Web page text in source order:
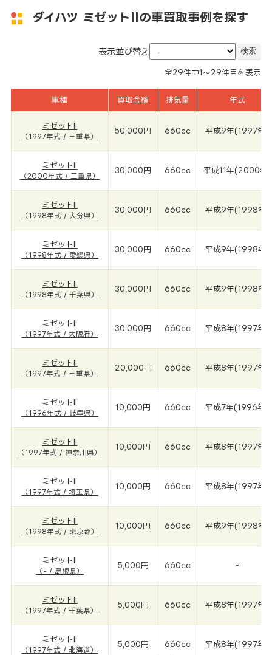
ダイハツ ミゼットIIの車買取事例を探す
表示並び替え
全29件中1～29件目を表示
車種 買取金額 排気量 年式
ミゼットII
（1997年式 / 三重県）
50,000円 660cc 平成9年(1997年)
ミゼットII
（2000年式 / 三重県）
30,000円 660cc 平成11年(2000年)
ミゼットII
（1998年式 / 大分県）
30,000円 660cc 平成9年(1998年)
ミゼットII
（1998年式 / 愛媛県）
30,000円 660cc 平成9年(1998年)
ミゼットII
（1998年式 / 千葉県）
30,000円 660cc 平成9年(1998年)
ミゼットII
（1997年式 / 大阪府）
30,000円 660cc 平成8年(1997年)
ミゼットII
（1997年式 / 三重県）
20,000円 660cc 平成8年(1997年)
ミゼットII
（1996年式 / 岐阜県）
10,000円 660cc 平成7年(1996年)
ミゼットII
（1997年式 / 神奈川県）
10,000円 660cc 平成8年(1997年)
ミゼットII
（1997年式 / 埼玉県）
10,000円 660cc 平成8年(1997年)
ミゼットII
（1998年式 / 東京都）
10,000円 660cc 平成9年(1998年)
ミゼットII
（- / 島根県）
5,000円 660cc -
ミゼットII
（1997年式 / 千葉県）
5,000円 660cc 平成8年(1997年)
ミゼットII
（1997年式 / 北海道）
5,000円 660cc 平成8年(1997年)